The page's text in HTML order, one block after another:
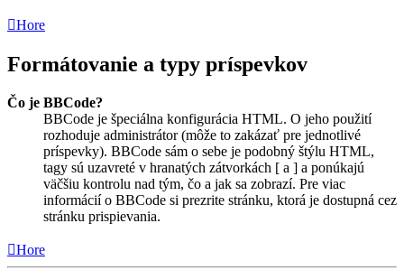
Hore
Formátovanie a typy príspevkov
Čo je BBCode?
BBCode je špeciálna konfigurácia HTML. O jeho použití
rozhoduje administrátor (môže to zakázať pre jednotlivé
príspevky). BBCode sám o sebe je podobný štýlu HTML,
tagy sú uzavreté v hranatých zátvorkách [ a ] a ponúkajú
väčšiu kontrolu nad tým, čo a jak sa zobrazí. Pre viac
informácií o BBCode si prezrite stránku, ktorá je dostupná cez
stránku prispievania.
Hore